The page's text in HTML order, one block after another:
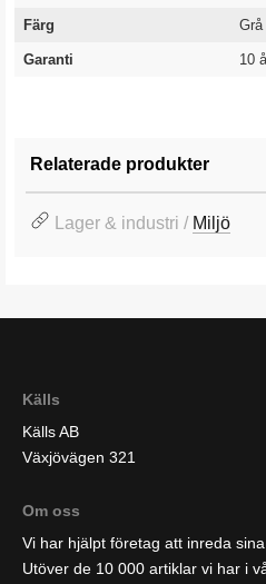
Färg Grå
Garanti 10
Relaterade produkter
Lager & industri / Miljö
Källs
Källs AB
Växjövägen 321
Om oss
Vi har hjälpt företag att inreda
Utöver de 10 000 artiklar vi har i